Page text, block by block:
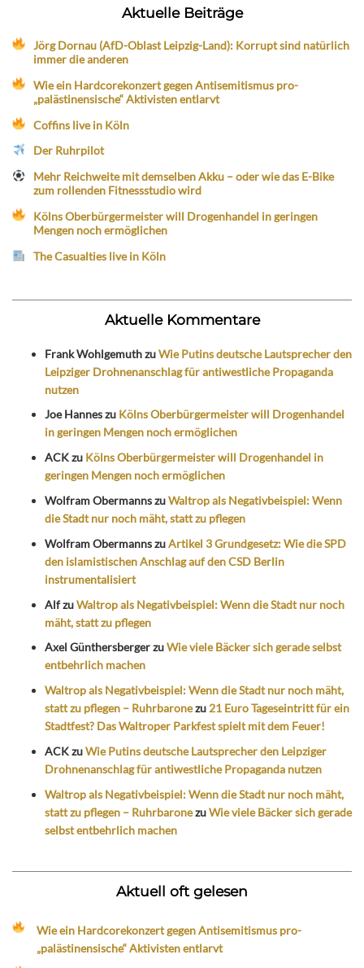
Aktuelle Beiträge
Jörg Dornau (AfD-Oblast Leipzig-Land): Korrupt sind natürlich
immer die anderen
Wie ein Hardcorekonzert gegen Antisemitismus pro-
„palästinensische“ Aktivisten entlarvt
Coffins live in Köln
Der Ruhrpilot
Mehr Reichweite mit demselben Akku – oder wie das E-Bike
zum rollenden Fitnessstudio wird
Kölns Oberbürgermeister will Drogenhandel in geringen
Mengen noch ermöglichen
The Casualties live in Köln
Aktuelle Kommentare
Frank WohlgemuthzuWie Putins deutsche Lautsprecher den
Leipziger Drohnenanschlag für antiwestliche Propaganda
nutzen
Joe Hanneszu Kölns Oberbürgermeister will Drogenhandel
in geringen Mengen noch ermöglichen
ACKzu Kölns Oberbürgermeister will Drogenhandel in
geringen Mengen noch ermöglichen
Wolfram ObermannszuWaltrop als Negativbeispiel: Wenn
die Stadt nur noch mäht, statt zu pflegen
Wolfram ObermannszuArtikel 3 Grundgesetz: Wie die SPD
den islamistischen Anschlag auf den CSD Berlin
instrumentalisiert
AlfzuWaltrop als Negativbeispiel: Wenn die Stadt nur noch
mäht, statt zu pflegen
Axel GünthersbergerzuWie viele Bäcker sich gerade selbst
entbehrlich machen
Waltrop als Negativbeispiel: Wenn die Stadt nur noch mäht,
statt zu pflegen – Ruhrbaronezu 21 Euro Tageseintritt für ein
Stadtfest? Das Waltroper Parkfest spielt mit dem Feuer!
ACKzuWie Putins deutsche Lautsprecher den Leipziger
Drohnenanschlag für antiwestliche Propaganda nutzen
Waltrop als Negativbeispiel: Wenn die Stadt nur noch mäht,
statt zu pflegen – RuhrbaronezuWie viele Bäcker sich gerade
selbst entbehrlich machen
Aktuell oft gelesen
Wie ein Hardcorekonzert gegen Antisemitismus pro-
„palästinensische“ Aktivisten entlarvt